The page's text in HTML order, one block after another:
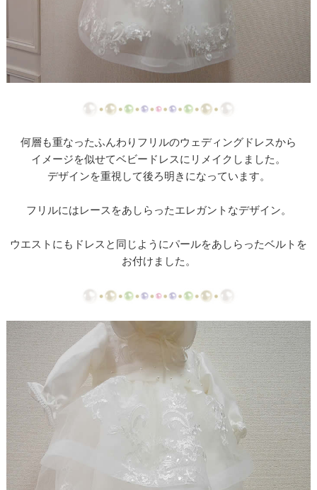
【ドレスリメイク】ママとお揃いリボンのベビード
レス
【ドレス＆ベールリメイク】ラブリーリボンのベビ
ス
【ドレスリメイク】ミカドサテンのベビードレスⅠ
【ドレスリメイク】ミカドサテンのベビードレスⅡ
【ドレスリメイク】レースとチュールのふんわりベ
ビードレス
【ドレスリメイク】カラードレスリメイクのベビー
【ドレスリメイク】体重ベアドレスとバッグ
【ドレスリメイク】お花のアクセサリーボックス
【ドレス・タキシードリメイク】フレーム型ミニチ
ュアと日傘
【ドレスリメイク】スカートとショールとコサージ
ュ
何層も重なったふんわりフリルのウェディングドレスから
イメージを似せてベビードレスにリメイクしました。
デザインを重視して後ろ明きになっています。
フリルにはレースをあしらったエレガントなデザイン。
ウエストにもドレスと同じようにパールをあしらったベルトを
お付けました。